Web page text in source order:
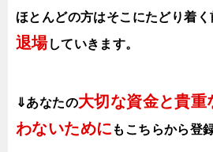
ほとんどの方はそこにたどり着く
退場していきます。
⇓あなたの大切な資金と貴重
わないために も こちらから登